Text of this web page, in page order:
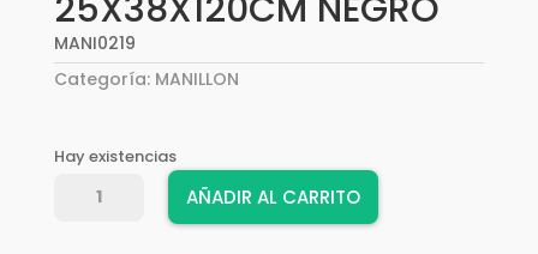
MANI0219
Categoría: MANILLON
Hay existencias
MANILLON
AÑADIR AL CARRITO